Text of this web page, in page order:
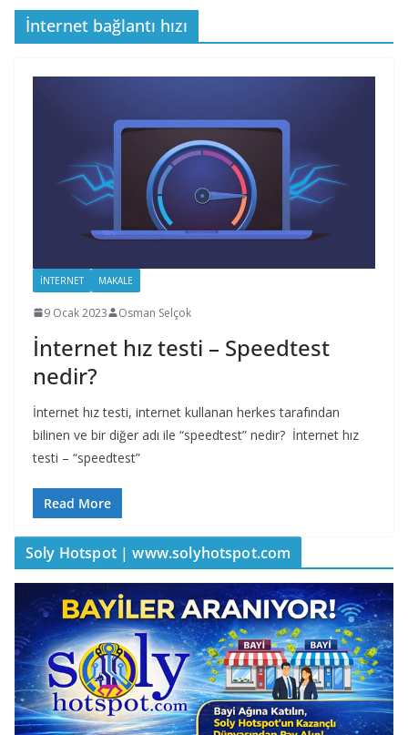
İnternet bağlantı hızı
İNTERNET MAKALE
9 Ocak 2023 Osman Selçok
İnternet hız testi – Speedtest
nedir?
İnternet hız testi, internet kullanan herkes tarafından
bilinen ve bir diğer adı ile “speedtest” nedir? İnternet hız
testi – “speedtest”
Read More
Soly Hotspot | www.solyhotspot.com